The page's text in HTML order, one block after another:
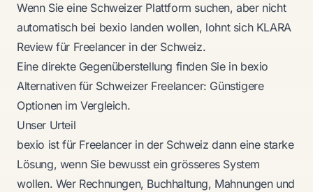
Wenn Sie eine Schweizer Plattform suchen, aber nicht
automatisch bei bexio landen wollen, lohnt sich KLARA
Review für Freelancer in der Schweiz.
Eine direkte Gegenüberstellung finden Sie in bexio
Alternativen für Schweizer Freelancer: Günstigere
Optionen im Vergleich.
Unser Urteil
bexio ist für Freelancer in der Schweiz dann eine starke
Lösung, wenn Sie bewusst ein grösseres System
wollen. Wer Rechnungen, Buchhaltung, Mahnungen und